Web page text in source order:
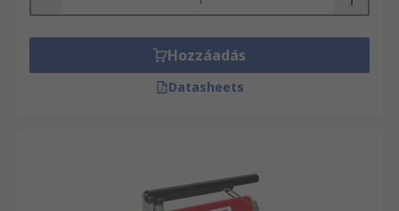
Hozzáadás
Datasheets